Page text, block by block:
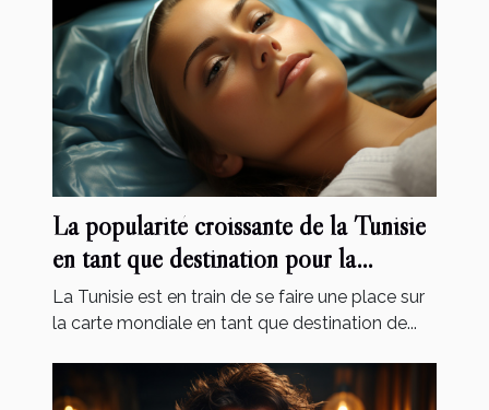
La popularité croissante de la Tunisie
en tant que destination pour la
chirurgie esthétique
La Tunisie est en train de se faire une place sur
la carte mondiale en tant que destination de...